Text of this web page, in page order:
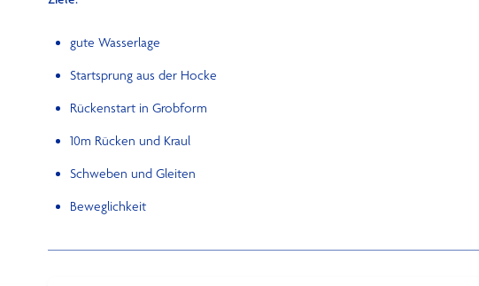
gute Wasserlage
Startsprung aus der Hocke
Rückenstart in Grobform
10m Rücken und Kraul
Schweben und Gleiten
Beweglichkeit